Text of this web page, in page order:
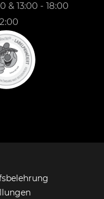
& 13:00 - 18:00